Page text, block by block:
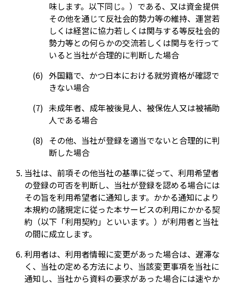
味します。以下同じ。）である、又は資金提供
その他を通じて反社会的勢力等の維持、運営若
しくは経営に協力若しくは関与する等反社会的
勢力等との何らかの交流若しくは関与を行って
いると当社が合理的に判断した場合
外国籍で、かつ日本における就労資格が確認で
きない場合
未成年者、成年被後見人、被保佐人又は被補助
人である場合
その他、当社が登録を適当でないと合理的に判
断した場合
当社は、前項その他当社の基準に従って、利用希望者
の登録の可否を判断し、当社が登録を認める場合には
その旨を利用希望者に通知します。かかる通知により
本規約の諸規定に従った本サービスの利用にかかる契
約（以下「利用契約」といいます。）が利用者と当社
の間に成立します。
利用者は、利用者情報に変更があった場合は、遅滞な
く、当社の定める方法により、当該変更事項を当社に
通知し、当社から資料の要求があった場合には速やか